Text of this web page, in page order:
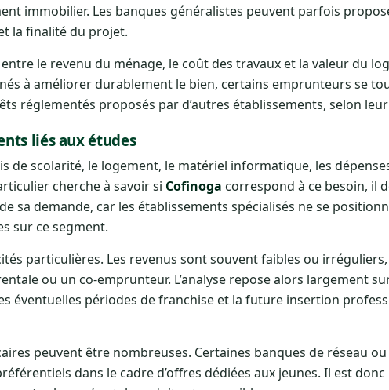
immobilier. Les banques généralistes peuvent parfois
la finalité du projet.
entre le revenu du ménage, le coût des travaux et la valeur du
à améliorer durablement le bien, certains emprunteurs se
réglementés proposés par d’autres établissements, selon
liés aux études
de scolarité, le logement, le matériel informatique, les
cherche à savoir si Cofinoga correspond à ce besoin, il
sa demande, car les établissements spécialisés ne se
sur ce segment.
particulières. Les revenus sont souvent faibles ou
ou un co-emprunteur. L’analyse repose alors largement
éventuelles périodes de franchise et la future insertion
peuvent être nombreuses. Certaines banques de réseau
dans le cadre d’offres dédiées aux jeunes. Il est